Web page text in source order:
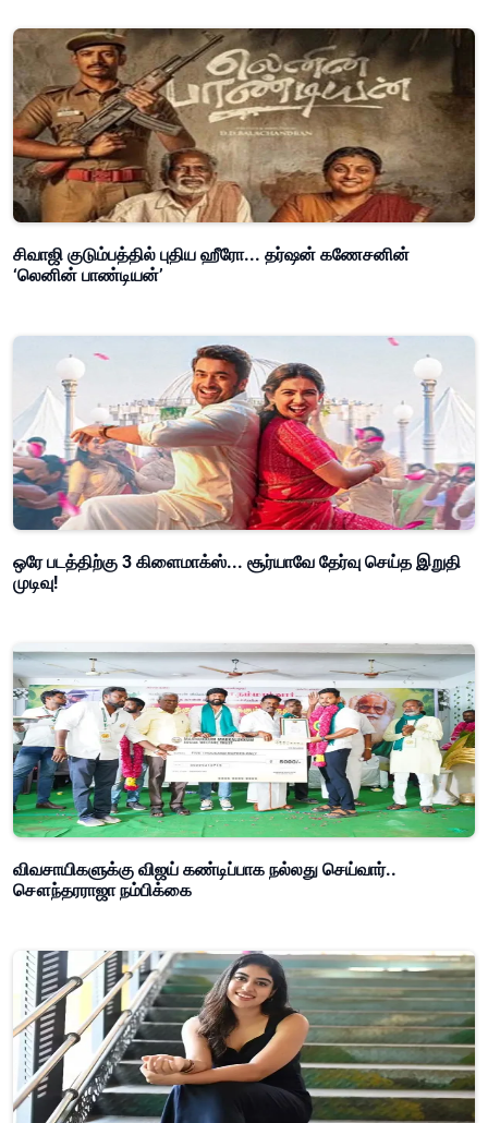
சிவாஜி குடும்பத்தில் புதிய ஹீரோ... தர்ஷன் கணேசனின்
‘லெனின் பாண்டியன்’
ஒரே படத்திற்கு 3 கிளைமாக்ஸ்... சூர்யாவே தேர்வு செய்த இறுதி
முடிவு!
விவசாயிகளுக்கு விஜய் கண்டிப்பாக நல்லது செய்வார்..
சௌந்தரராஜா நம்பிக்கை